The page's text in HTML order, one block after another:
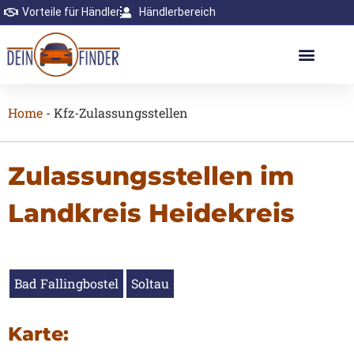
Vorteile für Händler Händlerbereich
Home - Kfz-Zulassungsstellen
Zulassungsstellen im
Landkreis Heidekreis
Bad Fallingbostel Soltau
Karte: